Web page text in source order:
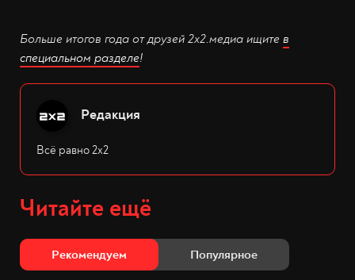
Больше итогов года от друзей 2х2.медиа ищите в
специальном разделе!
Редакция
Всё равно 2х2
Читайте ещё
Рекомендуем Популярное